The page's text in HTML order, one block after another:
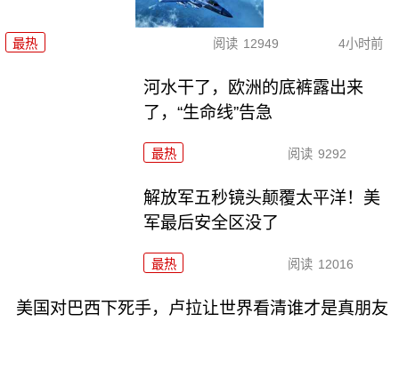
最热 阅读 12949 4小时前
河水干了，欧洲的底裤露出来
了，“生命线”告急
最热 阅读 9292
解放军五秒镜头颠覆太平洋！美
军最后安全区没了
最热 阅读 12016
美国对巴西下死手，卢拉让世界看清谁才是真朋友